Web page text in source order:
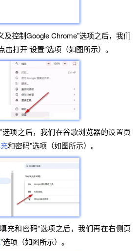
及控制Google Chrome”选项之后，我们
打开“设置”选项（如图所示）。
选项之后，我们在谷歌浏览器的设置页
和密码”选项（如图所示）。
充和密码”选项之后，我们再在右侧页
”选项（如图所示）。